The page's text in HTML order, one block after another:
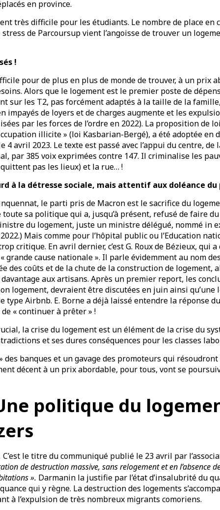
en province.
très difficile pour les étudiants. Le nombre de place en
de Parcoursup vient l’angoisse de trouver un
!
pour de plus en plus de monde de trouver, à un prix
Alors que le logement est le premier poste de
sur les T2, pas forcément adaptés à la taille de la
impayés de loyers et de charges augmente et les
par les forces de l’ordre en 2022). La proposition de
illicite » (loi Kasbarian-Bergé), a été adoptée en
4 avril 2023. Le texte est passé avec l’appui du centre, de
par 385 voix exprimées contre 147. Il criminalise les
pas les lieux) et la rue… !
à la détresse sociale, mais attentif aux doléance
le parti pris de Macron est le sacrifice du
toute sa politique qui a, jusqu’à présent, refusé de faire
du logement, juste un ministre délégué, nommé in
Mais comme pour l’hôpital public ou l’Education
critique. En avril dernier, c’est G. Roux de Bézieux, qui
grande cause nationale ». Il parle évidemment au nom
des coûts et de la chute de la construction de logement,
aux artisans. Après un premier report, les
logement, devraient être discutées en juin ainsi qu’une
type Airbnb. E. Borne a déjà laissé entendre la réponse
« continuer à prêter » !
la crise du logement est un élément de la crise du
et ses dures conséquences pour les classes
des banques et un gavage des promoteurs qui
décent à un prix abordable, pour tous, vont se
politique du
C’est le titre du communiqué publié le 23 avril par
de destruction massive, sans relogement et en l’absence
». Darmanin la justifie par l’état d’insalubrité du
qui y règne. La destruction des logements
à l’expulsion de très nombreux migrants comoriens.